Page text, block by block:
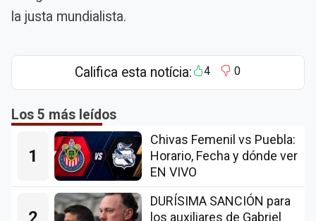
la justa mundialista.
Califica esta notícia: 4 0
Los 5 más leídos
1
Chivas Femenil vs Puebla:
Horario, Fecha y dónde ver
EN VIVO
DURÍSIMA SANCIÓN para
los auxiliares de Gabriel